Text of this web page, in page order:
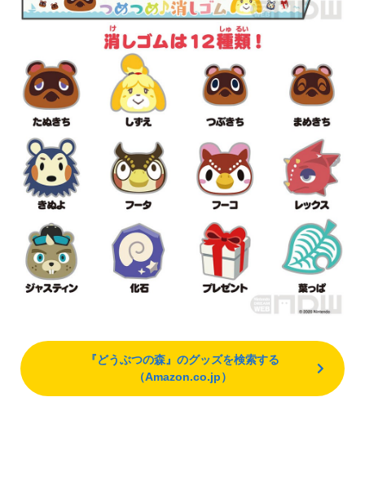
『どうぶつの森』のグッズを検索する
（Amazon.co.jp）